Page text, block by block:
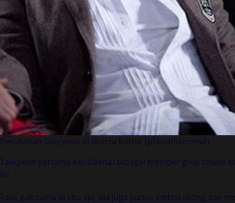
Perubahan Taecyeon di drama Korea. (photo/Istimewa)
Taecyeon pertama kali dikenal sebagai member grup cowok
ini.
Tapi, gak cuma di situ aja, dia juga punya ambisi akting dan